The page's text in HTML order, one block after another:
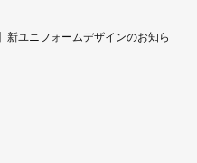
新ユニフォームデザインのお知ら